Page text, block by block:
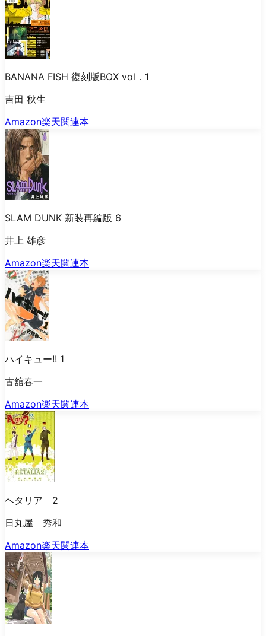
BANANA FISH 復刻版BOX vol．1
吉田 秋生
Amazon楽天関連本
SLAM DUNK 新装再編版 6
井上 雄彦
Amazon楽天関連本
ハイキュー!! 1
古舘春一
Amazon楽天関連本
ヘタリア 2
日丸屋 秀和
Amazon楽天関連本